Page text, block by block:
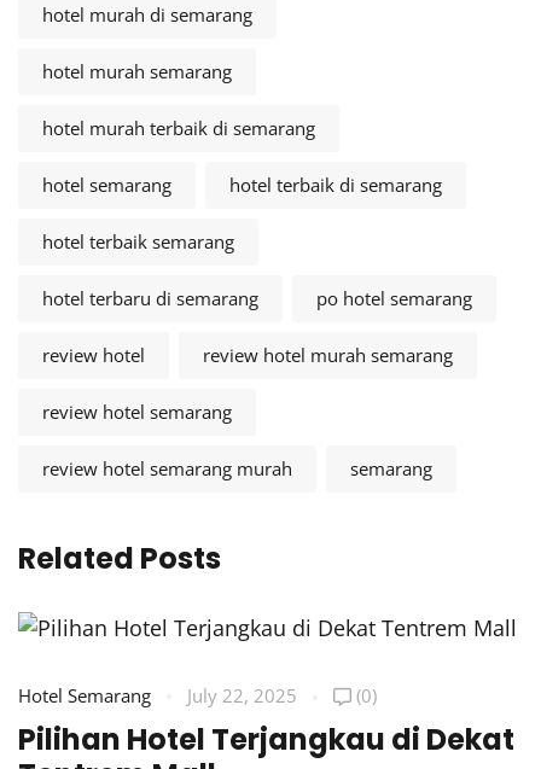
hotel murah di semarang
hotel murah semarang
hotel murah terbaik di semarang
hotel semarang hotel terbaik di semarang
hotel terbaik semarang
hotel terbaru di semarang po hotel semarang
review hotel review hotel murah semarang
review hotel semarang
review hotel semarang murah semarang
Related Posts
Hotel Semarang July 22, 2025 (0)
Pilihan Hotel Terjangkau di Dekat